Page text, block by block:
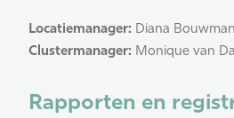
Locatiemanager: Diana Bouwman
Clustermanager: Monique van
Rapporten en